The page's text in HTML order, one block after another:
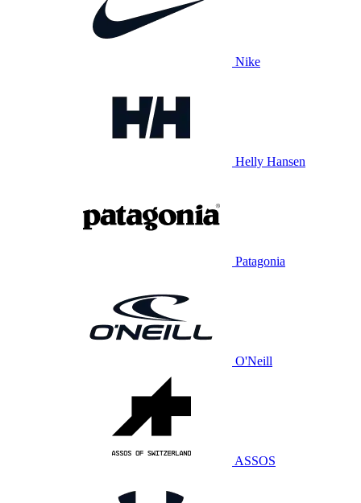
Nike
Helly Hansen
Patagonia
O'Neill
ASSOS